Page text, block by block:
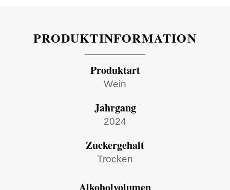
PRODUKTINFORMATION
Produktart
Wein
Jahrgang
2024
Zuckergehalt
Trocken